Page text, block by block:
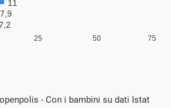
- Con i bambini su dati Istat